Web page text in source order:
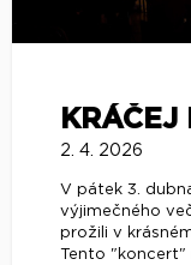
KRÁČEJ
2. 4. 2026
V pátek 3.
výjimečného
prožili v
Tento